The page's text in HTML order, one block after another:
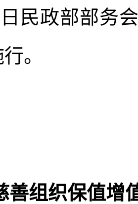
民政部部务
。
善组织保值增